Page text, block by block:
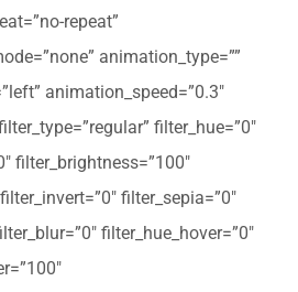
repeat”
animation_type=””
animation_speed=”0.3″
filter_hue=”0″
filter_brightness=”100″
filter_sepia=”0″
filter_hue_hover=”0″